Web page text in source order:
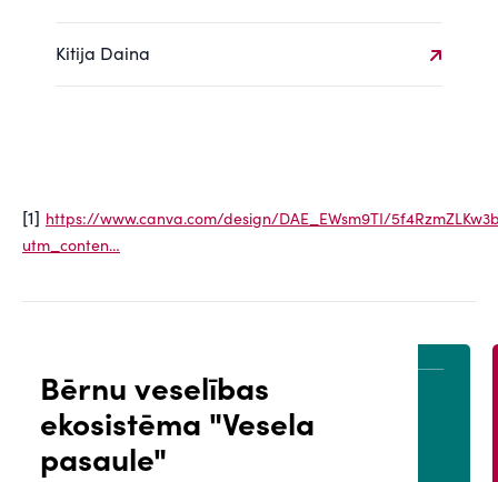
Kitija Daina
[1] https://www.canva.com/design/DAE_EWsm9TI/
utm_conten…
Bērnu veselības
ekosistēma "Vesela
pasaule"
PACIENTA PORTĀLS